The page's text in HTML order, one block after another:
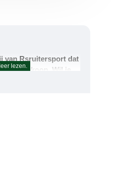
van Rsruitersport dat
uw aankoop. Wil je